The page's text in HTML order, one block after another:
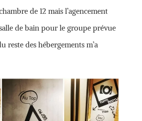
de 12 mais l’agencement
de bain pour le groupe prévue
reste des hébergements m’a